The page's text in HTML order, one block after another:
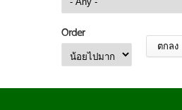
Order